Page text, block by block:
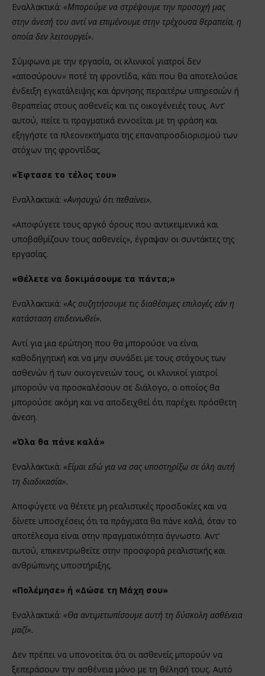
Εναλλακτικά: «Μπορούμε να στρέψουμε την προσοχή μας
στην άνεσή του αντί να επιμένουμε στην τρέχουσα θεραπεία, η
οποία δεν λειτουργεί».
Σύμφωνα με την εργασία, οι κλινικοί γιατροί δεν
«αποσύρουν» ποτέ τη φροντίδα, κάτι που θα αποτελούσε
ένδειξη εγκατάλειψης και άρνησης περαιτέρω υπηρεσιών ή
θεραπείας στους ασθενείς και τις οικογένειές τους. Αντ’
αυτού, πείτε τι πραγματικά εννοείται με τη φράση και
εξηγήστε τα πλεονεκτήματα της επαναπροσδιορισμού των
στόχων της φροντίδας.
«Έφτασε το τέλος του»
Εναλλακτικά: «Ανησυχώ ότι πεθαίνει».
«Αποφύγετε τους αργκό όρους που αντικειμενικά και
υποβαθμίζουν τους ασθενείς», έγραψαν οι συντάκτες της
εργασίας.
«Θέλετε να δοκιμάσουμε τα πάντα;»
Εναλλακτικά: «Ας συζητήσουμε τις διαθέσιμες επιλογές εάν η
κατάσταση επιδεινωθεί».
Αντί για μια ερώτηση που θα μπορούσε να είναι
καθοδηγητική και να μην συνάδει με τους στόχους των
ασθενών ή των οικογενειών τους, οι κλινικοί γιατροί
μπορούν να προσκαλέσουν σε διάλογο, ο οποίος θα
μπορούσε ακόμη και να αποδειχθεί ότι παρέχει πρόσθετη
άνεση.
«Όλα θα πάνε καλά»
Εναλλακτικά: «Είμαι εδώ για να σας υποστηρίξω σε όλη αυτή
τη διαδικασία».
Αποφύγετε να θέτετε μη ρεαλιστικές προσδοκίες και να
δίνετε υποσχέσεις ότι τα πράγματα θα πάνε καλά, όταν το
αποτέλεσμα είναι στην πραγματικότητα άγνωστο. Αντ’
αυτού, επικεντρωθείτε στην προσφορά ρεαλιστικής και
ανθρώπινης υποστήριξης.
«Πολέμησε» ή «Δώσε τη Μάχη σου»
Εναλλακτικά: «Θα αντιμετωπίσουμε αυτή τη δύσκολη ασθένεια
μαζί».
Δεν πρέπει να υπονοείται ότι οι ασθενείς μπορούν να
ξεπεράσουν την ασθένεια μόνο με τη θέλησή τους. Αυτό